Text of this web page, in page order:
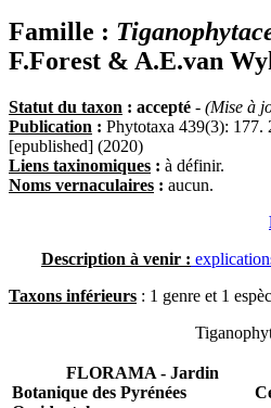
Famille :
F.Forest & A.E.van
Statut du taxon : accepté - (Mise à
Publication : Phytotaxa 439(3):
[epublished] (2020)
Liens taxinomiques : à définir.
Noms vernaculaires : aucun.
Description à venir :
Taxons inférieurs : 1 genre et 1
FLORAMA - Jardin
Botanique des Pyrénées